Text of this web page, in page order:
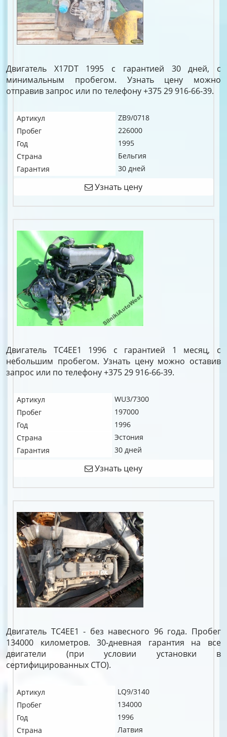
Двигатель X17DT 1995 с гарантией 30 дней, с
минимальным пробегом. Узнать цену можно
отправив запрос или по телефону +375 29 916-66-39.
Артикул
ZB9/0718
Пробег
226000
Год
1995
Страна
Бельгия
Гарантия
30 дней
Узнать цену
Двигатель TC4EE1 1996 с гарантией 1 месяц, с
небольшим пробегом. Узнать цену можно оставив
запрос или по телефону +375 29 916-66-39.
Артикул
WU3/7300
Пробег
197000
Год
1996
Страна
Эстония
Гарантия
30 дней
Узнать цену
Двигатель TC4EE1 - без навесного 96 года. Пробег
134000 километров. 30-дневная гарантия на все
двигатели (при условии установки в
сертифицированных СТО).
Артикул
LQ9/3140
Пробег
134000
Год
1996
Страна
Латвия